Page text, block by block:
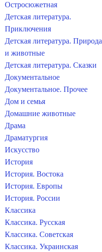
Остросюжетная
Детская литература.
Приключения
Детская литература. Природа
и животные
Детская литература. Сказки
Документальное
Документальное. Прочее
Дом и семья
Домашние животные
Драма
Драматургия
Искусство
История
История. Востока
История. Европы
История. России
Классика
Классика. Русская
Классика. Советская
Классика. Украинская